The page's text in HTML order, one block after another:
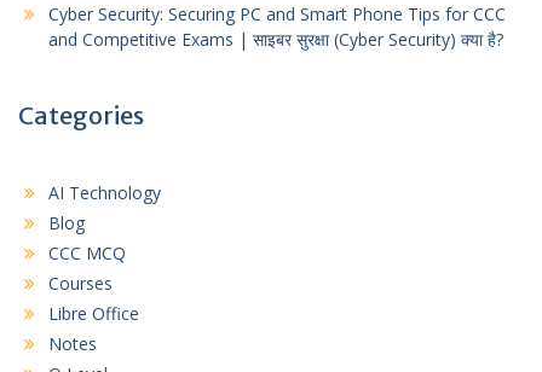
Cyber Security: Securing PC and Smart Phone Tips for CCC
and Competitive Exams | साइबर सुरक्षा (Cyber Security) क्या है?
Categories
AI Technology
Blog
CCC MCQ
Courses
Libre Office
Notes